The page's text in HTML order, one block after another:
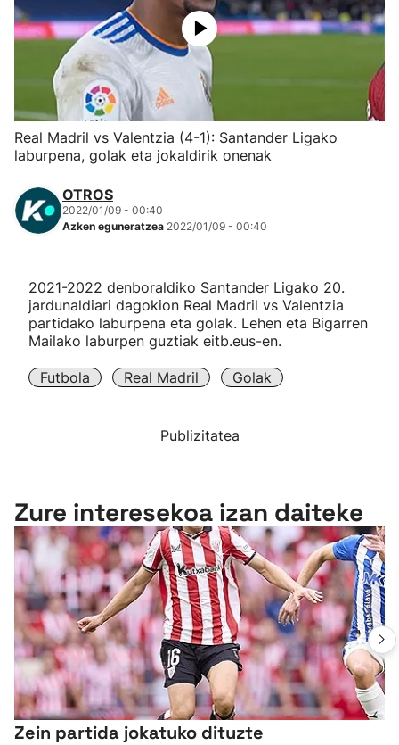
Herri-kirolak
Eskubaloia
Kirolak 360
Mendi-lasterketak
"Helmuga"
Real Madril vs Valentzia (4-1): Santander Ligako
laburpena, golak eta jokaldirik onenak
OTROS
2022/01/09 - 00:40
Azken eguneratzea 2022/01/09 - 00:40
2021-2022 denboraldiko Santander Ligako 20.
jardunaldiari dagokion Real Madril vs Valentzia
partidako laburpena eta golak. Lehen eta Bigarren
Mailako laburpen guztiak eitb.eus-en.
Futbola Real Madril Golak
Publizitatea
Zure interesekoa izan daiteke
Zein partida jokatuko dituzte